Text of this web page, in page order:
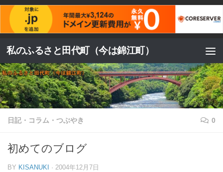
コンテンツへスキップ
私のふるさと田代町（今は錦江町）
日記・コラム・つぶやき 0
初めてのブログ
BY KISANUKI · 2004年12月7日